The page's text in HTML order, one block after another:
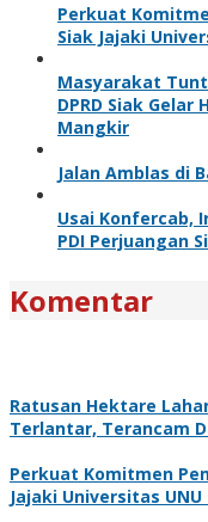
Perkuat
Siak Jajaki
Masyarakat
DPRD Siak Gelar
Mangkir
Jalan Amblas di
Usai Konfercab,
PDI Perjuangan
Komentar
Ratusan Hektare
Terlantar, Terancam
Perkuat Komitmen
Jajaki Universitas